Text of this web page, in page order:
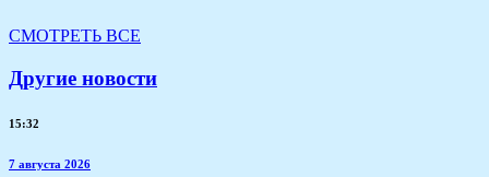
СМОТРЕТЬ ВСЕ
Другие новости
15:32
7 августа 2026